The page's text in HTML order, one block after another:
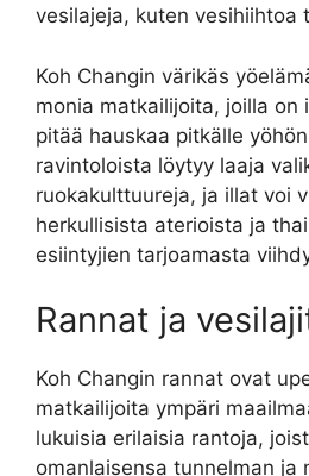
vesilajeja, kuten vesihiihtoa
Koh Changin värikäs
monia matkailijoita, joilla on
pitää hauskaa pitkälle
ravintoloista löytyy laaja
ruokakulttuureja, ja illat voi
herkullisista aterioista ja
esiintyjien tarjoamasta
Rannat ja
Koh Changin rannat ovat
matkailijoita ympäri
lukuisia erilaisia rantoja,
omanlaisensa tunnelman ja